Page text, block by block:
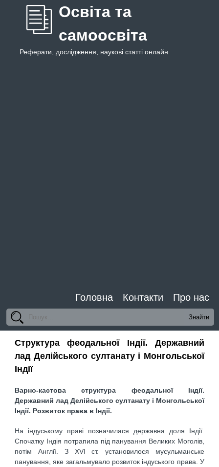
Освіта та
самоосвіта
Реферати, дослідження, наукові статті онлайн
Головна Контакти Про нас
Структура феодальної Індії. Державний
лад Делійського султанату і Монгольської
Індії
Варно-кастова структура феодальної Індії.
Державний лад Делійського султанату і Монгольської
Індії. Розвиток права в Індії.
На індуському праві позначилася державна доля Індії.
Спочатку Індія потрапила під панування Великих Моголів,
потім Англії. З XVI ст. установилося мусульманське
панування, яке загальмувало розвиток індуського права. У